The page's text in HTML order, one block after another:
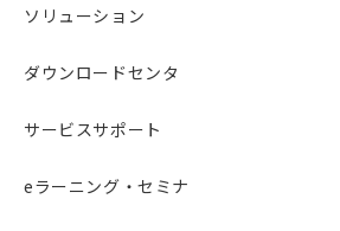
ソリューション
ダウンロードセンタ
サービスサポート
eラーニング・セミナ